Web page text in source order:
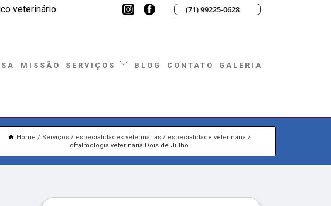
veterinário (71) 99225-0628
MISSÃO SERVIÇOS BLOG CONTATO GALERIA
Home Serviços especialidades veterinárias
especialidade veterinária
oftalmologia veterinária Dois de Julho